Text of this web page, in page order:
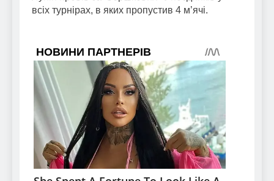
всіх турнірах, в яких пропустив 4 м’ячі.